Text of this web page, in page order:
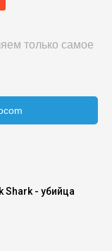
только самое
Shark - убийца